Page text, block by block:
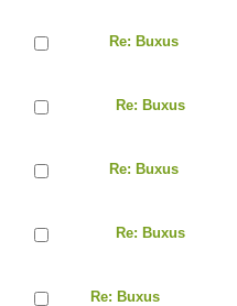
Re: Buxus
Re: Buxus
Re: Buxus
Re: Buxus
Re: Buxus